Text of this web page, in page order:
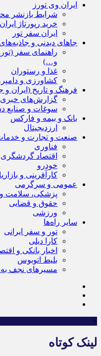
ایران وی تورز
شرایط بازنشر
خرید رپورتاژ
ایران سفر تور
جاهای دیدنی و
راهنمای سفر
و…)
غذا و رستوران
کشاورزی و
فرهنگ و تاریخ (ایران و
گزارش‌های خبری
سوغات و صنایع
بانک و بیمه و فارکس
ارزدیجیتال
صنعت و تجارت و
فناوری
اقتصاد گردشگری
خودرو
کارآفرینی و
عمومی و سرگرمی
پزشکی، سلامت و
حقوق و قضایی
ورزشی
سایر راه‌ها
تور و سفر ایرانی
کارا دیلی
اخبار بانکی و
بلیط اتوبوس
مسیرهای نجف به
×
لینک کوتاه